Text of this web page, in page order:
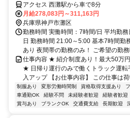
効率化のためのDX推進にも注力！
アクセス 西灘駅から車で8分
月給278,083円～311,163円
兵庫県神戸市灘区
勤務時間 実働時間：7時間/日 平均勤
日 勤務時間 21:00～5:00 基本7時間
あり 夜間帯の勤務のみ！ ご希望の勤務
仕事内容 ★ 紹介制度あり！最大50万
★ 日帰り運行のみで働くトラック運
入アップ 【お仕事内容】 この仕事は
制服あり 変形労働時間制 資格取得支援あり
車通勤OK
経験不問 未経験者歓迎 経験者歓迎
賞与あり
ブランクOK 交通費支給 長期歓迎